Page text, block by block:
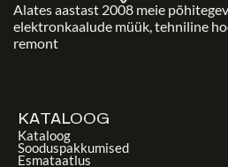
Alates aastast 2008 meie
elektronkaalude müük, tehniline
remont
KATALOOG
Kataloog
Sooduspakkumised
Esmataatlus